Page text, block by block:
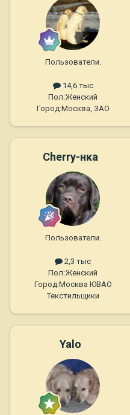
Пользователи.
14,6 тыс
Пол:Женский
Город:Москва, ЗАО
Cherry-нка
Пользователи.
2,3 тыс
Пол:Женский
Город:Москва ЮВАО
Текстильщики
Yalo